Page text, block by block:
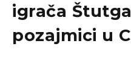
igrača
pozajmici u